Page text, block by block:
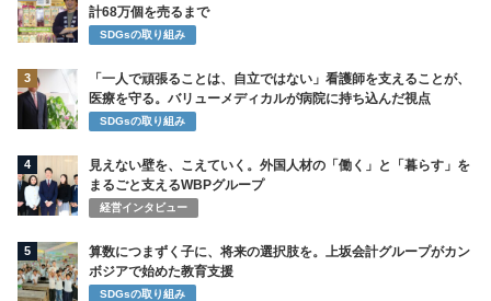
計68万個を売るまで
SDGsの取り組み
3
「一人で頑張ることは、自立ではない」看護師を支えることが、
医療を守る。バリューメディカルが病院に持ち込んだ視点
SDGsの取り組み
4
見えない壁を、こえていく。外国人材の「働く」と「暮らす」を
まるごと支えるWBPグループ
経営インタビュー
5
算数につまずく子に、将来の選択肢を。上坂会計グループがカン
ボジアで始めた教育支援
SDGsの取り組み